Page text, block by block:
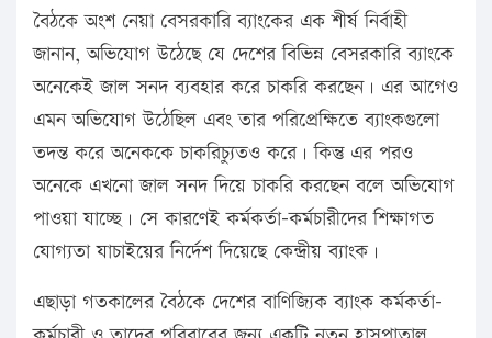
বৈঠকে অংশ নেয়া বেসরকারি ব্যাংকের এক শীর্ষ নির্বাহী
জানান, অভিযোগ উঠেছে যে দেশের বিভিন্ন বেসরকারি ব্যাংকে
অনেকেই জাল সনদ ব্যবহার করে চাকরি করছেন। এর আগেও
এমন অভিযোগ উঠেছিল এবং তার পরিপ্রেক্ষিতে ব্যাংকগুলো
তদন্ত করে অনেককে চাকরিচ্যুতও করে। কিন্তু এর পরও
অনেকে এখনো জাল সনদ দিয়ে চাকরি করছেন বলে অভিযোগ
পাওয়া যাচ্ছে। সে কারণেই কর্মকর্তা-কর্মচারীদের শিক্ষাগত
যোগ্যতা যাচাইয়ের নির্দেশ দিয়েছে কেন্দ্রীয় ব্যাংক।
এছাড়া গতকালের বৈঠকে দেশের বাণিজ্যিক ব্যাংক কর্মকর্তা-